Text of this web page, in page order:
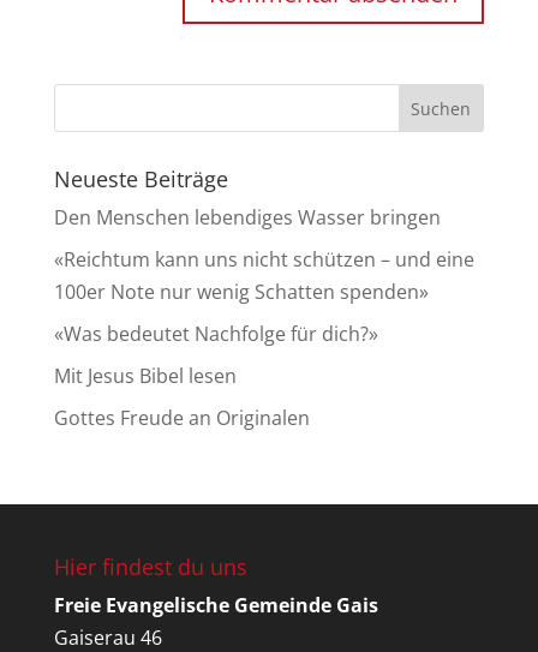
Neueste Beiträge
Den Menschen lebendiges Wasser bringen
«Reichtum kann uns nicht schützen – und eine
100er Note nur wenig Schatten spenden»
«Was bedeutet Nachfolge für dich?»
Mit Jesus Bibel lesen
Gottes Freude an Originalen
Hier findest du uns
Freie Evangelische Gemeinde Gais
Gaiserau 46